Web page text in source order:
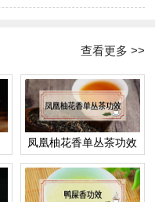
查看更多 >>
凤凰柚花香单丛茶功效